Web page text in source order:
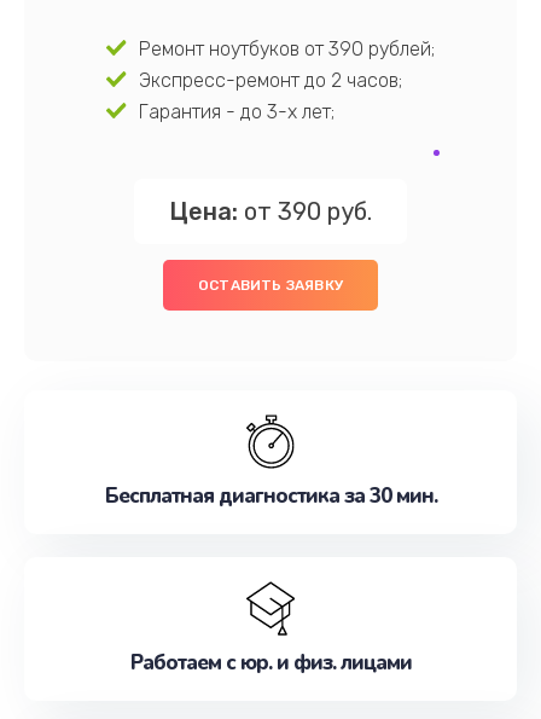
Ремонт ноутбуков от 390 рублей;
Экспресс-ремонт до 2 часов;
Гарантия - до 3-х лет;
Цена: от 390 руб.
ОСТАВИТЬ ЗАЯВКУ
Бесплатная диагностика за 30 мин.
Работаем с юр. и физ. лицами